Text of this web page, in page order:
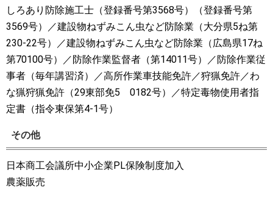
しろあり防除施工士（登録番号第3568号）（登録番号第
3569号）／建設物ねずみこん虫など防除業（大分県5ね第
230-22号）／建設物ねずみこん虫など防除業（広島県17ね
第70100号）／防除作業監督者（第14011号）／防除作業従
事者（毎年講習済）／高所作業車技能免許／狩猟免許／わ
な猟狩猟免許（29東部免5 0182号）／特定毒物使用者指
定書（指令東保第4-1号）
その他
日本商工会議所中小企業PL保険制度加入
農薬販売